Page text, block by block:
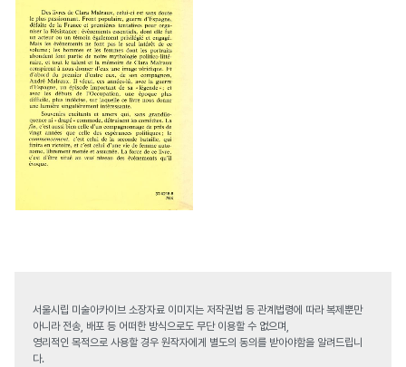
서울시립 미술아카이브 소장자료 이미지는 저작권법 등 관계법령에 따라 복제뿐만
아니라 전송, 배포 등 어떠한 방식으로도 무단 이용할 수 없으며,
영리적인 목적으로 사용할 경우 원작자에게 별도의 동의를 받아야함을 알려드립니
다.